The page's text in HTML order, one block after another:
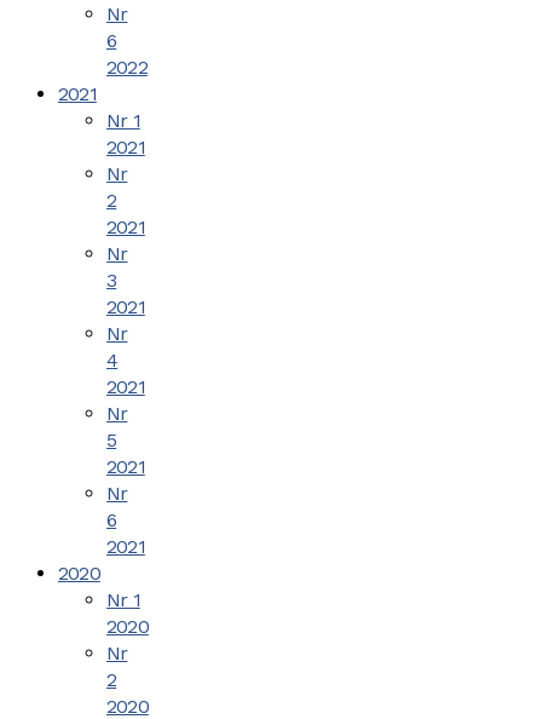
Nr
6
2022
2021
Nr 1
2021
Nr
2
2021
Nr
3
2021
Nr
4
2021
Nr
5
2021
Nr
6
2021
2020
Nr 1
2020
Nr
2
2020